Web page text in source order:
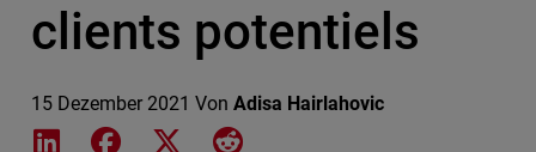
clients potentiels
15 Dezember 2021 Von Adisa Hairlahovic
Share on LinkedIn
Share on Facebook
Share on XShare on Reddit